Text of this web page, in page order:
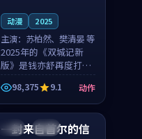
动漫 2025
主演： 苏柏然、樊清晏 等
2025年的《双城记新
版》是钱亦舒再度打磨
的动作佳作。中国大陆
的取景与沙漠探险的氛
围相互成就，苏柏然与
樊清晏的对手戏自然克
制，让整部影片在悬念
98,375 9.1 动作
韩国 热播
一封来自首尔的信